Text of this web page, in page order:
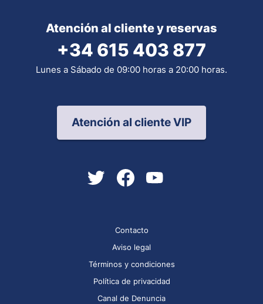
Atención al cliente y reservas
+34 615 403 877
Lunes a Sábado de 09:00 horas a 20:00 horas.
Atención al cliente VIP
Contacto
Aviso legal
Términos y condiciones
Política de privacidad
Canal de Denuncia